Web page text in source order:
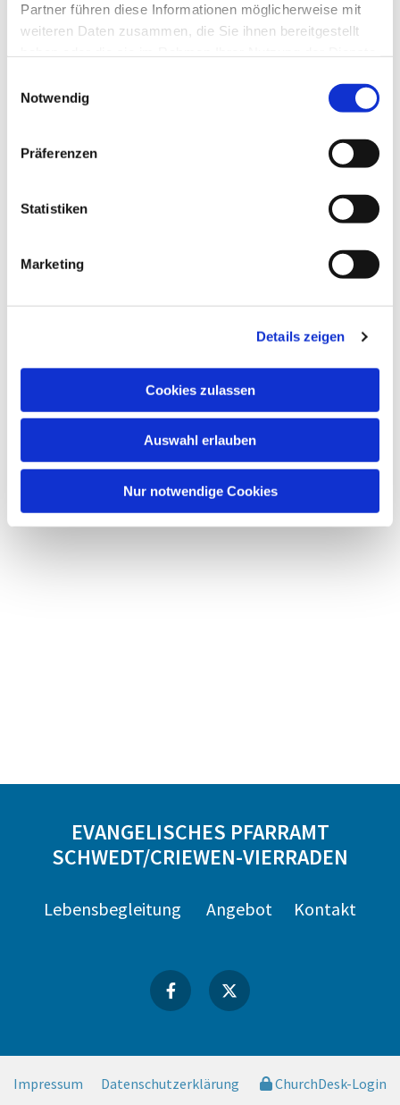
Partner führen diese Informationen möglicherweise mit
weiteren Daten zusammen, die Sie ihnen bereitgestellt
Notwendig
Präferenzen
Statistiken
Marketing
Details zeigen
Cookies zulassen
Auswahl erlauben
Nur notwendige Cookies
Dies könnte Sie auch
EVANGELISCHES PFARRAMT
SCHWEDT/CRIEWEN-VIERRADEN
Lebensbegleitung Angebot Kontakt
Impressum Datenschutzerklärung ChurchDesk-Login